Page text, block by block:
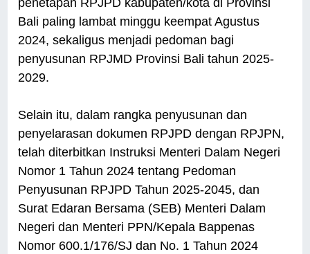
penetapan RPJPD kabupaten/kota di Provinsi
Bali paling lambat minggu keempat Agustus
2024, sekaligus menjadi pedoman bagi
penyusunan RPJMD Provinsi Bali tahun 2025-
2029.
Selain itu, dalam rangka penyusunan dan
penyelarasan dokumen RPJPD dengan RPJPN,
telah diterbitkan Instruksi Menteri Dalam Negeri
Nomor 1 Tahun 2024 tentang Pedoman
Penyusunan RPJPD Tahun 2025-2045, dan
Surat Edaran Bersama (SEB) Menteri Dalam
Negeri dan Menteri PPN/Kepala Bappenas
Nomor 600.1/176/SJ dan No. 1 Tahun 2024